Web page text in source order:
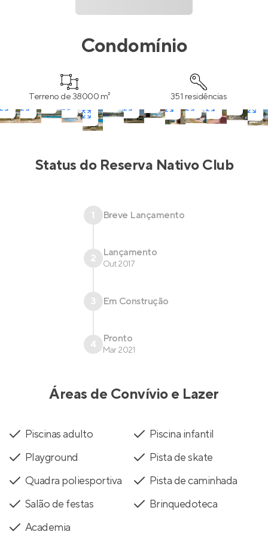
Condomínio
Terreno de 38000 m² 351 residências
Status do Reserva Nativo Club
1 Breve Lançamento
2 Lançamento
Out 2017
3 Em Construção
4 Pronto
Mar 2021
Áreas de Convívio e Lazer
Piscinas adulto
Piscina infantil
Playground
Pista de skate
Quadra poliesportiva
Pista de caminhada
Salão de festas
Brinquedoteca
Academia